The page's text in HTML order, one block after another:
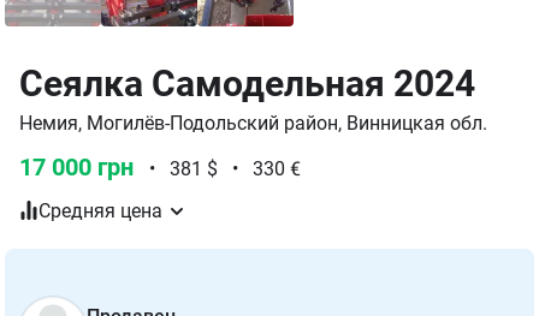
Сеялка Самодельная 2024
Немия, Могилёв-Подольский район, Винницкая обл.
17 000 грн • 381 $ •
330 €
Средняя цена